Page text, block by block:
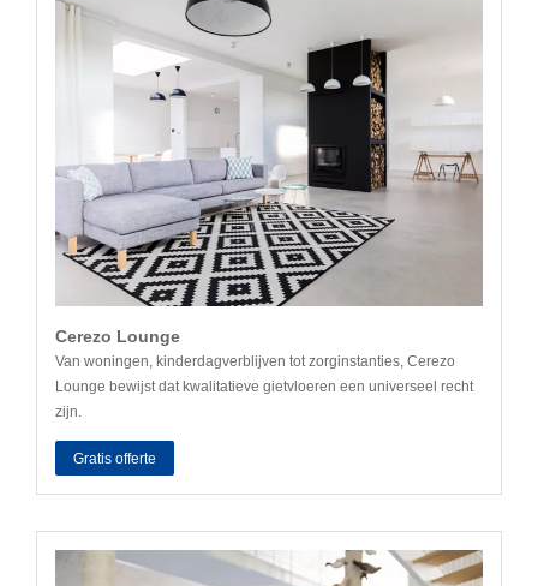
Cerezo Lounge
Van woningen, kinderdagverblijven tot zorginstanties, Cerezo
Lounge bewijst dat kwalitatieve gietvloeren een universeel recht
zijn.
Gratis offerte